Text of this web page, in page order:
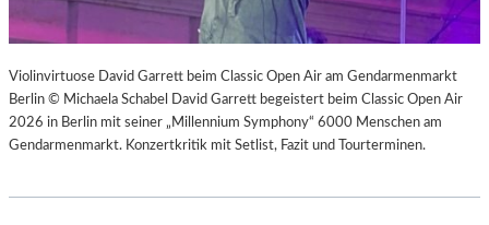
Violinvirtuose David Garrett beim Classic Open Air am Gendarmenmarkt
Berlin © Michaela Schabel David Garrett begeistert beim Classic Open Air
2026 in Berlin mit seiner „Millennium Symphony“ 6000 Menschen am
Gendarmenmarkt. Konzertkritik mit Setlist, Fazit und Tourterminen.